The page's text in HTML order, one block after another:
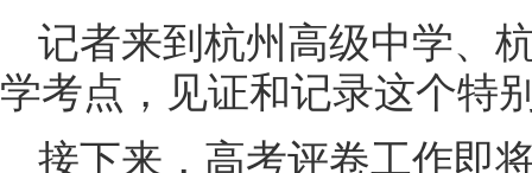
记者来到杭州高级中学、
学考点，见证和记录这个特
接下来，高考评卷工作即